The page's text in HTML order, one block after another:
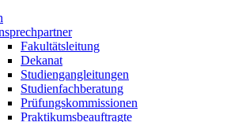
Fakultätsleitung
Dekanat
Studiengangleitungen
Studienfachberatung
Prüfungskommissionen
Praktikumsbeauftragte